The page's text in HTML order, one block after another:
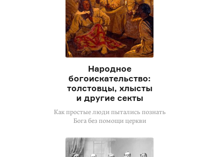
Народное
богоискательство:
толстовцы, хлысты
и другие секты
Как простые люди пытались познать
Бога без помощи церкви